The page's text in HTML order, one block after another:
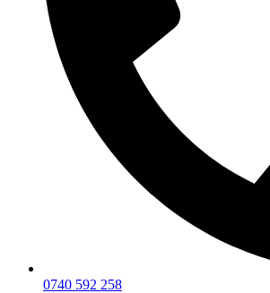
0740 592 258